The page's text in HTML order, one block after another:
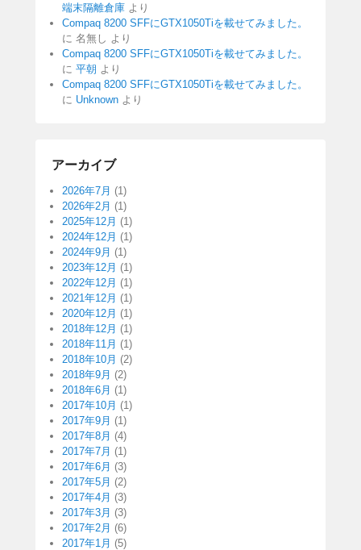
端末隔離倉庫 より
Compaq 8200 SFFにGTX1050Tiを載せてみました。
に 名無し より
Compaq 8200 SFFにGTX1050Tiを載せてみました。
に 平朝 より
Compaq 8200 SFFにGTX1050Tiを載せてみました。
に Unknown より
アーカイブ
2026年7月 (1)
2026年2月 (1)
2025年12月 (1)
2024年12月 (1)
2024年9月 (1)
2023年12月 (1)
2022年12月 (1)
2021年12月 (1)
2020年12月 (1)
2018年12月 (1)
2018年11月 (1)
2018年10月 (2)
2018年9月 (2)
2018年6月 (1)
2017年10月 (1)
2017年9月 (1)
2017年8月 (4)
2017年7月 (1)
2017年6月 (3)
2017年5月 (2)
2017年4月 (3)
2017年3月 (3)
2017年2月 (6)
2017年1月 (5)